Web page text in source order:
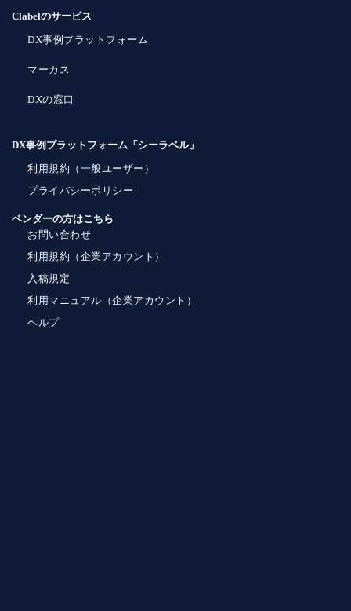
Clabelのサービス
DX事例プラットフォーム
マーカス
DXの窓口
DX事例プラットフォーム「シーラベル」
利用規約（一般ユーザー）
プライバシーポリシー
ベンダーの方はこちら
お問い合わせ
利用規約（企業アカウント）
入稿規定
利用マニュアル（企業アカウント）
ヘルプ